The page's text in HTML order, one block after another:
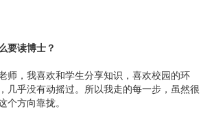
要读博士？
师，我喜欢和学生分享知识，喜欢校园的环
几乎没有动摇过。所以我走的每一步，虽然很
个方向靠拢。